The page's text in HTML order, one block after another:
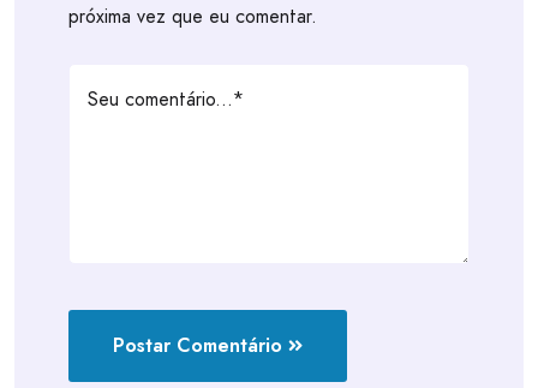
próxima vez que eu comentar.
Postar Comentário